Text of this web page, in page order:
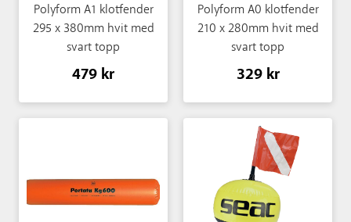
Polyform A1 klotfender
295 x 380mm hvit med
svart topp
479 kr
Polyform A0 klotfender
210 x 280mm hvit med
svart topp
329 kr